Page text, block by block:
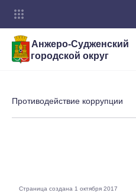
Анжеро-Судженский
городской округ
Противодействие коррупции
Страница создана 1 октября 2017